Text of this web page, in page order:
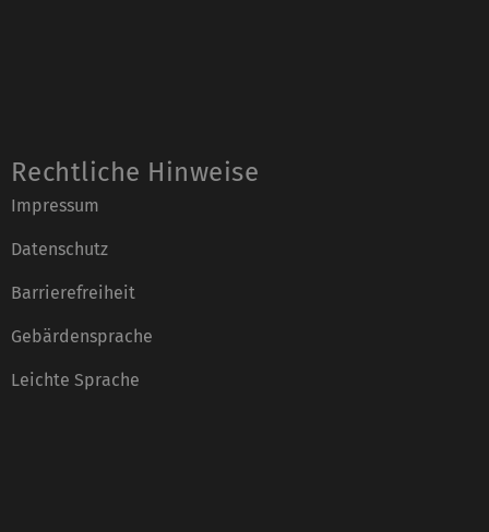
Rechtliche Hinweise
Impressum
Datenschutz
Barrierefreiheit
Gebärdensprache
Leichte Sprache